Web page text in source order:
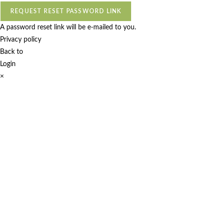
REQUEST RESET PASSWORD LINK
A password reset link will be e-mailed to you.
Privacy policy
Back to
Login
×